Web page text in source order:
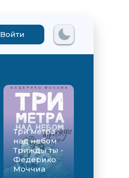
Войти
Три метра
над небом.
Трижды ты -
Федерико
Моччиа